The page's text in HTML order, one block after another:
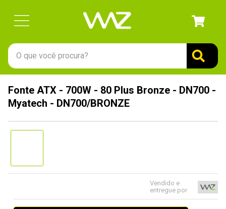
O que você procura?
Fonte ATX - 700W - 80 Plus Bronze - DN700 -
Myatech - DN700/BRONZE
Vendido e
entregue por
º
gabinete
7º
fractal